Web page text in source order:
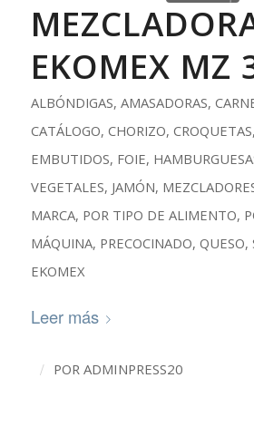
EKOMEX MZ
ALBÓNDIGAS, AMASADORAS,
CATÁLOGO, CHORIZO, CROQUETAS,
EMBUTIDOS, FOIE,
VEGETALES, JAMÓN,
MARCA, POR TIPO DE ALIMENTO,
MÁQUINA, PRECOCINADO, QUESO,
EKOMEX
Leer más
/ POR ADMINPRESS20